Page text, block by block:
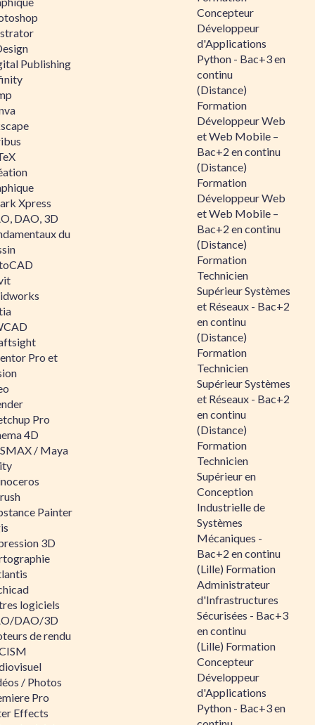
Publishing
Xpress
DAO, 3D
du
Pro et
Pro
4D
/ Maya
Painter
3D
logiciels
DAO/3D
de rendu
/ Photos
Pro
Effects
Concepteur
Développeur
d'Applications
Python - Bac+3 en
continu
(Distance)
Formation
Développeur Web
et Web Mobile –
Bac+2 en continu
(Distance)
Formation
Développeur Web
et Web Mobile –
Bac+2 en continu
(Distance)
Formation
Technicien
Supérieur Systèmes
et Réseaux - Bac+2
en continu
(Distance)
Formation
Technicien
Supérieur Systèmes
et Réseaux - Bac+2
en continu
(Distance)
Formation
Technicien
Supérieur en
Conception
Industrielle de
Systèmes
Mécaniques -
Bac+2 en continu
(Lille) Formation
Administrateur
d'Infrastructures
Sécurisées - Bac+3
en continu
(Lille) Formation
Concepteur
Développeur
d'Applications
Python - Bac+3 en